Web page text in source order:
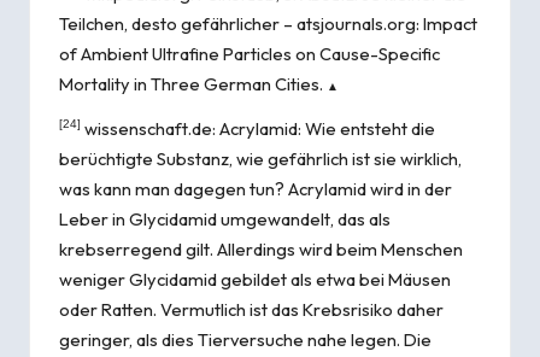
Teilchen, desto gefährlicher – atsjournals.org: Impact
of Ambient Ultrafine Particles on Cause-Specific
Mortality in Three German Cities. ▲
[24] wissenschaft.de: Acrylamid: Wie entsteht die
berüchtigte Substanz, wie gefährlich ist sie wirklich,
was kann man dagegen tun? Acrylamid wird in der
Leber in Glycidamid umgewandelt, das als
krebserregend gilt. Allerdings wird beim Menschen
weniger Glycidamid gebildet als etwa bei Mäusen
oder Ratten. Vermutlich ist das Krebsrisiko daher
geringer, als dies Tierversuche nahe legen. Die